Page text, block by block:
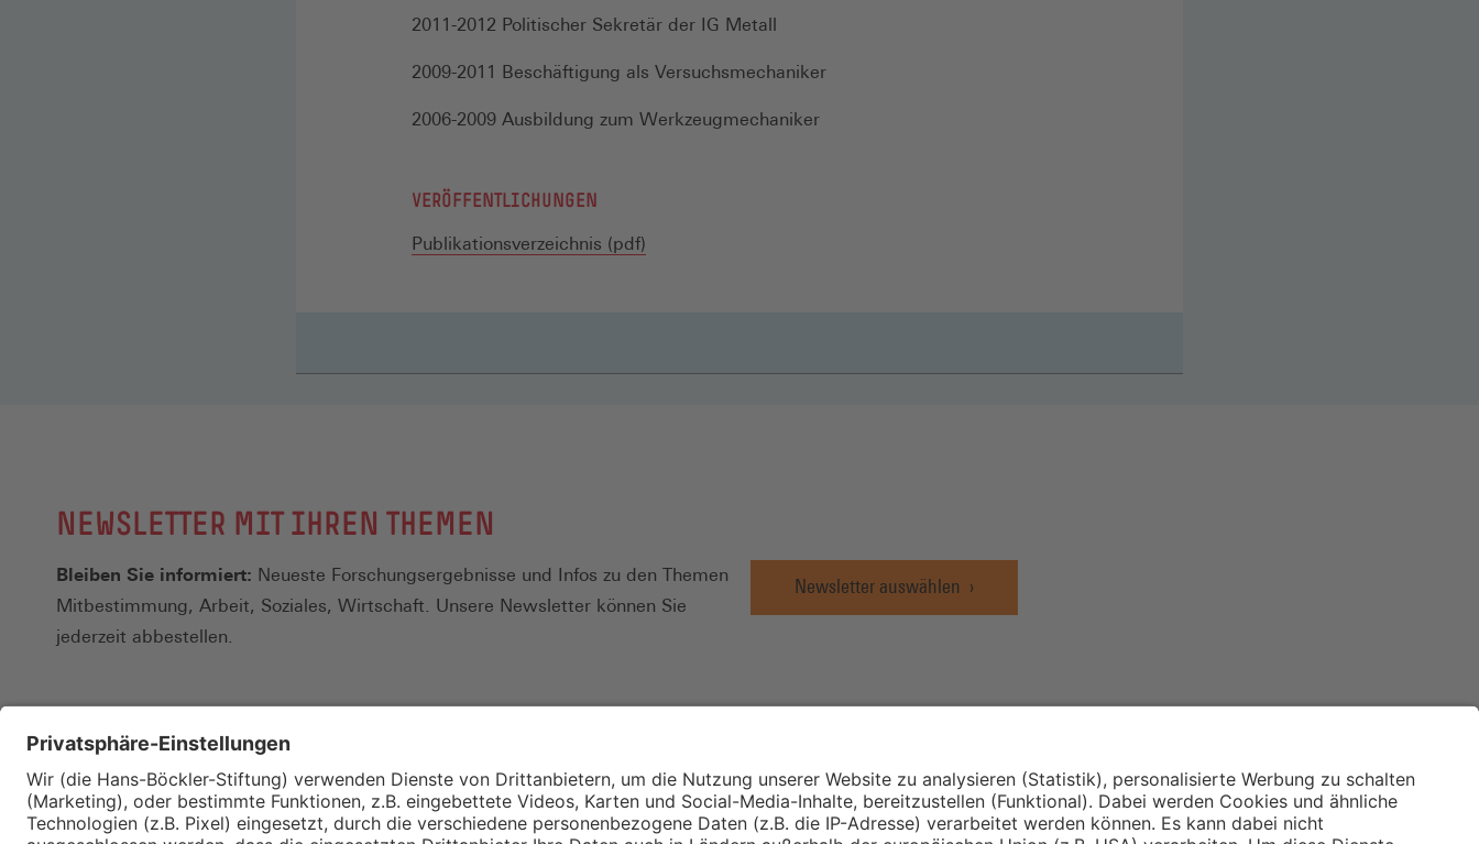
2011-2012 Politischer Sekretär der IG Metall
2009-2011 Beschäftigung als Versuchsmechaniker
2006-2009 Ausbildung zum Werkzeugmechaniker
VERÖFFENTLICHUNGEN
Publikationsverzeichnis (pdf)
NEWSLETTER MIT IHREN THEMEN
Bleiben Sie informiert: Neueste Forschungsergebnisse und Infos zu den Themen
Mitbestimmung, Arbeit, Soziales, Wirtschaft. Unsere Newsletter können Sie
jederzeit abbestellen.
Newsletter auswählen
Kontakt
Wirtschafts- und
Sozialwissenschaftliches
Institut für Makroökonomie
und Konjunkturforschung